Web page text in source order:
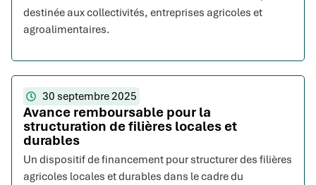
destinée aux collectivités, entreprises agricoles et
agroalimentaires.
30 septembre 2025
Avance remboursable pour la
structuration de filières locales et
durables
Un dispositif de financement pour structurer des filières
agricoles locales et durables dans le cadre du